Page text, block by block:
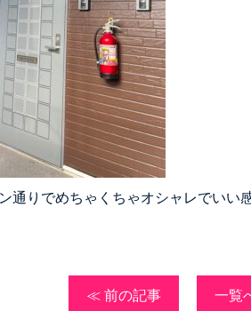
通りでめちゃくちゃオシャレでいい
≪ 前の記事 一覧